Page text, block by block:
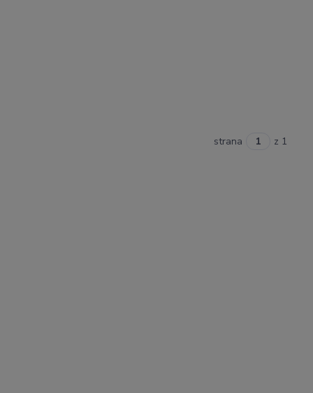
strana z 1